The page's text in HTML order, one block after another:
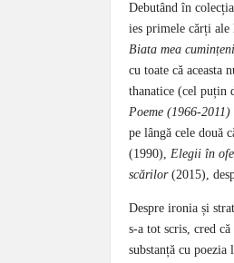
Debutând în
ies primele cărți ale
Biata mea
cu toate că aceasta
thanatice (cel puțin
Poeme (1966-2011)
pe lângă cele două
(1990), Elegii în
scărilor(2015),
Despre ironia și
s-a tot scris, cred
substanță cu